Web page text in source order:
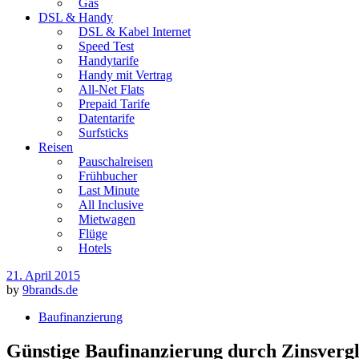
Gas
DSL & Handy
DSL & Kabel Internet
Speed Test
Handytarife
Handy mit Vertrag
All-Net Flats
Prepaid Tarife
Datentarife
Surfsticks
Reisen
Pauschalreisen
Frühbucher
Last Minute
All Inclusive
Mietwagen
Flüge
Hotels
21. April 2015
by 9brands.de
Baufinanzierung
Günstige Baufinanzierung durch